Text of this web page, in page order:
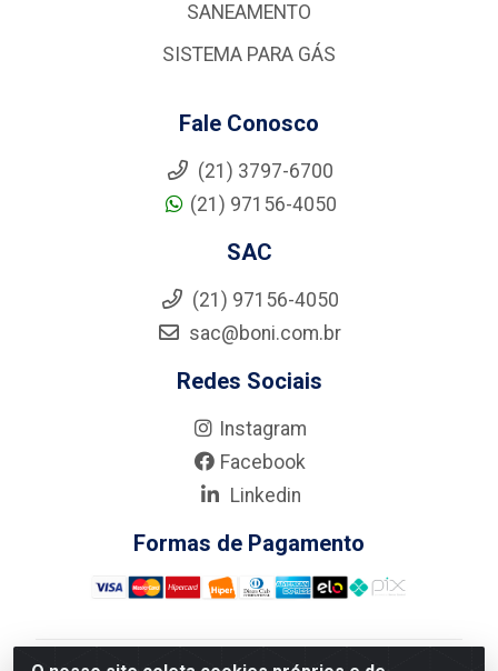
SANEAMENTO
SISTEMA PARA GÁS
Fale Conosco
(21) 3797-6700
(21) 97156-4050
SAC
(21) 97156-4050
sac@boni.com.br
Redes Sociais
Instagram
Facebook
Linkedin
Formas de Pagamento